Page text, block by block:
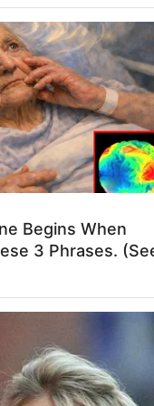
com placas do
Begins When
3 Phrases.